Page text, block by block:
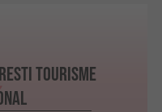
Tourisme